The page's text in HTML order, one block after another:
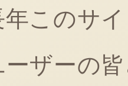
年このサ
ザーの